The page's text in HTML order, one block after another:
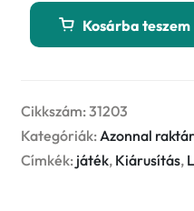
LEGO®
Világtérkép
Kosárba teszem
Cikkszám:31203
Kategóriák: Azonnal
Címkék: játék, Kiárusítás,